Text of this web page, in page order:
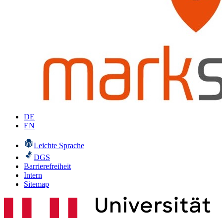
DE
EN
Leichte Sprache
DGS
Barrierefreiheit
Intern
Sitemap